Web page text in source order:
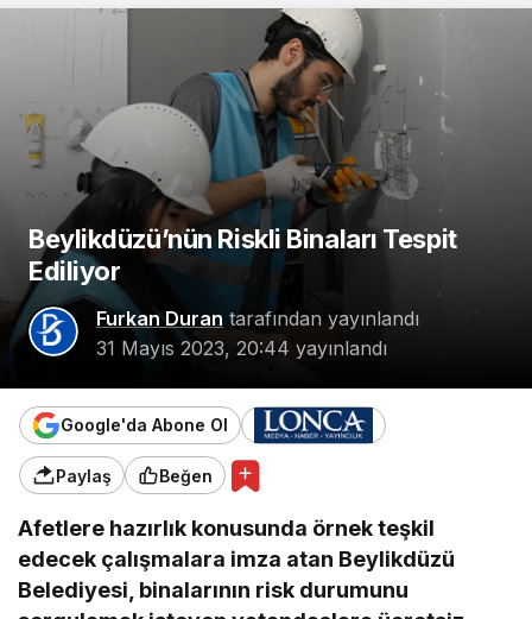
Beylikdüzü’nün Riskli Binaları Tespit
Ediliyor
Furkan Duran tarafından yayınlandı
31 Mayıs 2023, 20:44 yayınlandı
Google'da Abone Ol
Paylaş Beğen
Afetlere hazırlık konusunda örnek teşkil
edecek çalışmalara imza atan Beylikdüzü
Belediyesi, binalarının risk durumunu